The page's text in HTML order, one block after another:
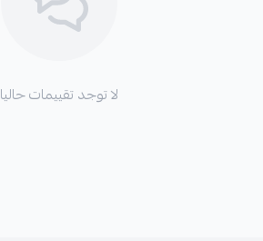
لا توجد تقييمات حاليا